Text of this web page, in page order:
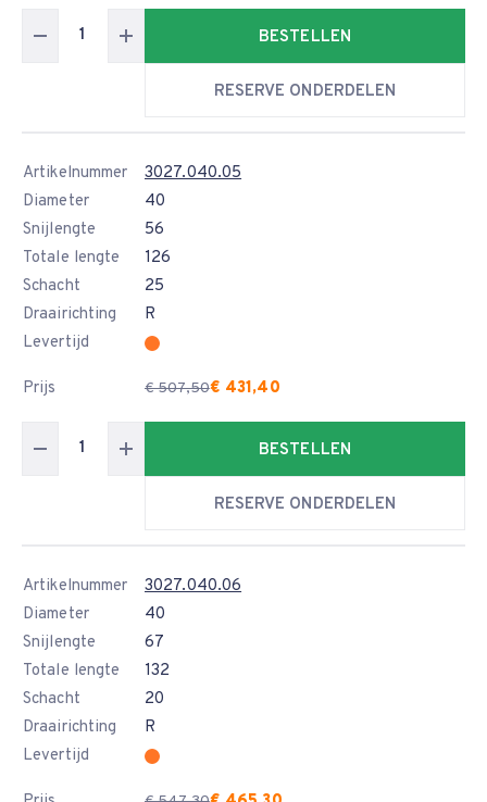
BESTELLEN
RESERVE ONDERDELEN
Artikelnummer
3027.040.05
Diameter
40
Snijlengte
56
Totale lengte
126
Schacht
25
Draairichting
R
Levertijd
Prijs € 507,50€ 431,40
BESTELLEN
RESERVE ONDERDELEN
Artikelnummer
3027.040.06
Diameter
40
Snijlengte
67
Totale lengte
132
Schacht
20
Draairichting
R
Levertijd